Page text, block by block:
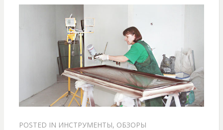
POSTED IN ИНСТРУМЕНТЫ, ОБЗОРЫ